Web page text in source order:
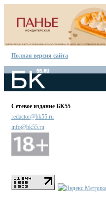
Полная версия сайта
Сетевое издание БК55
redactor@bk55.ru
info@bk55.ru